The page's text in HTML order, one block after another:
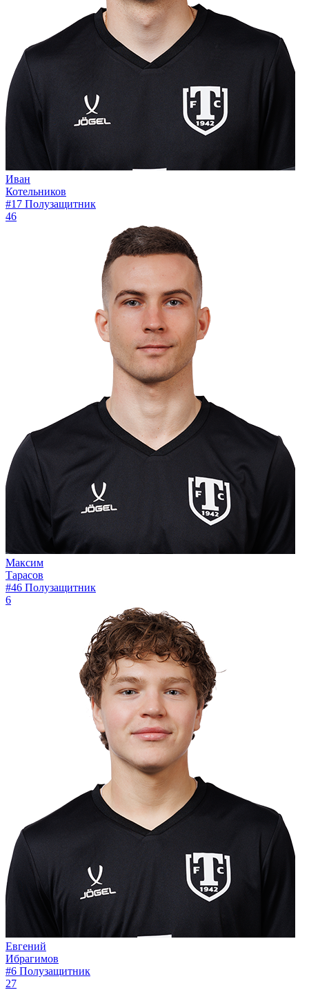
Иван
Котельников
#17 Полузащитник
46
Максим
Тарасов
#46 Полузащитник
6
Евгений
Ибрагимов
#6 Полузащитник
27